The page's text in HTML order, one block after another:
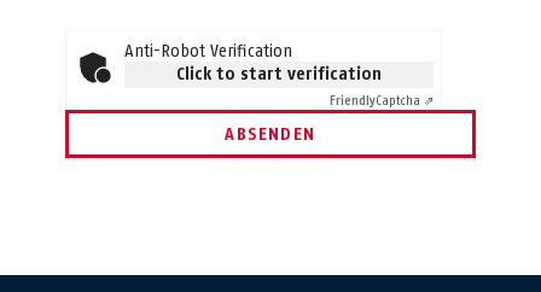
Anti-Robot Verification
Click to start verification
FriendlyCaptcha ⇗
ABSENDEN